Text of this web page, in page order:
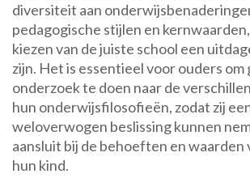
diversiteit aan
pedagogische stijlen en
kiezen van de juiste school een
zijn. Het is essentieel voor ouders om
onderzoek te doen naar de
hun onderwijsfilosofieën, zodat zij
weloverwogen beslissing kunnen
aansluit bij de behoeften en waarden
hun kind.